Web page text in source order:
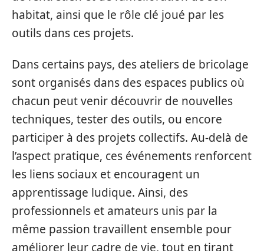
habitat, ainsi que le rôle clé joué par les
outils dans ces projets.
Dans certains pays, des ateliers de bricolage
sont organisés dans des espaces publics où
chacun peut venir découvrir de nouvelles
techniques, tester des outils, ou encore
participer à des projets collectifs. Au-delà de
l’aspect pratique, ces événements renforcent
les liens sociaux et encouragent un
apprentissage ludique. Ainsi, des
professionnels et amateurs unis par la
même passion travaillent ensemble pour
améliorer leur cadre de vie, tout en tirant